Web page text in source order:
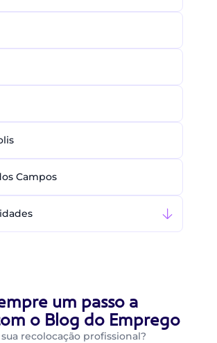
Campos
um passo a
o Blog do Emprego
recolocação profissional?